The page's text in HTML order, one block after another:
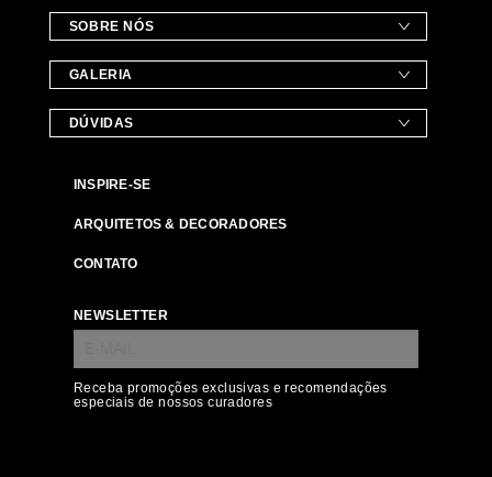
SOBRE NÓS
GALERIA
DÚVIDAS
INSPIRE-SE
ARQUITETOS & DECORADORES
CONTATO
NEWSLETTER
Receba promoções exclusivas e recomendações
especiais de nossos curadores